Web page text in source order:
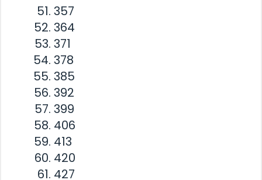
357
364
371
378
385
392
399
406
413
420
427